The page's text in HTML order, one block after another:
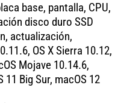
base, pantalla, CPU,
disco duro SSD
actualización,
OS X Sierra 10.12,
Mojave 10.14.6,
11 Big Sur, macOS 12